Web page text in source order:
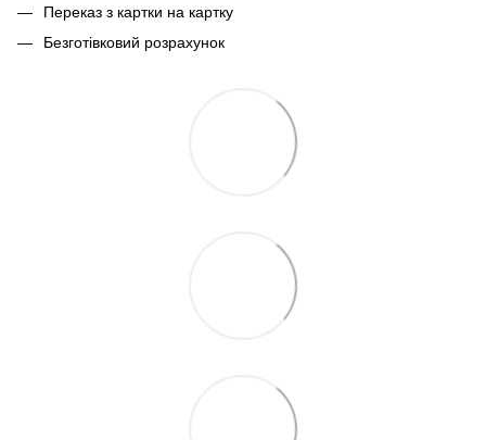
Переказ з картки на картку
Безготівковий розрахунок